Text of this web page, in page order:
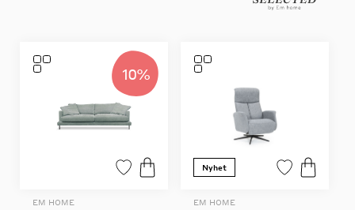
10%
EM HOME
Nyhet
EM HOME